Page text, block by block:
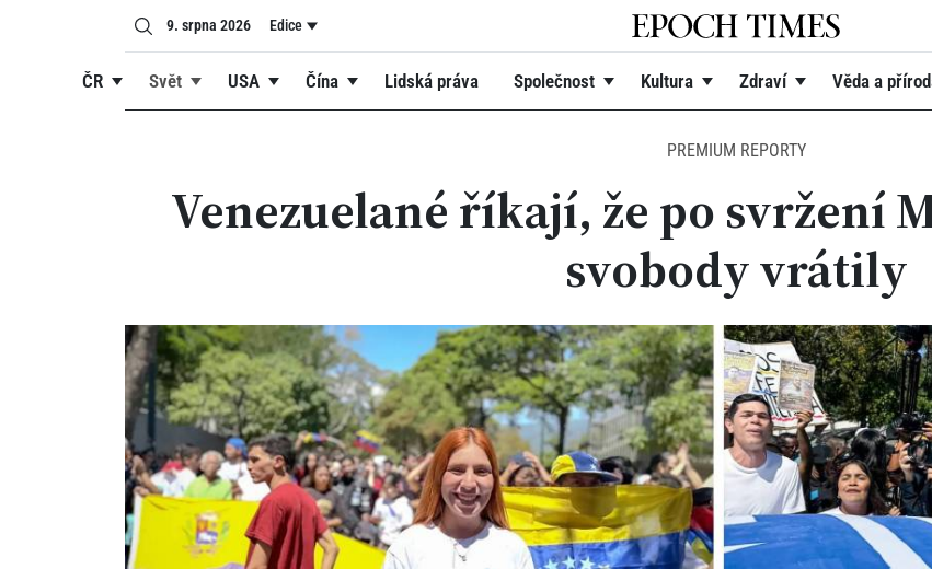
9. srpna 2026 Edice
ČR Svět USA Čína Lidská práva Společnost Kultura Zdraví Věda a
PREMIUM REPORTY
Venezuelané říkají, že po svržení
svobody vrátily